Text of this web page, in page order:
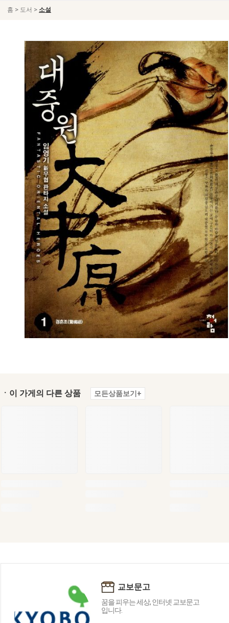
홈 > 도서 > 소설
ㆍ이 가게의 다른 상품 모든상품보기+
교보문고
꿈을 피우는 세상, 인터넷 교보문고
입니다.